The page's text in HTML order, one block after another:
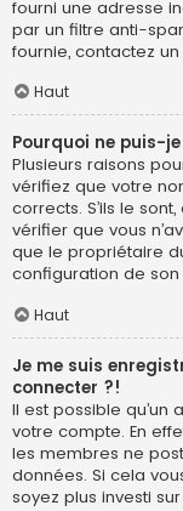
fourni une adresse
par un filtre anti-
fournie, contactez
Haut
Pourquoi ne puis-
Plusieurs raisons
vérifiez que votre
corrects. S’ils le
vérifier que vous
que le propriétaire
configuration de son
Haut
Je me suis
connecter ?!
Il est possible
votre compte. En
les membres ne
données. Si cela
soyez plus investi